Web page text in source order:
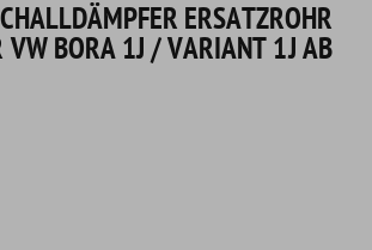
ERSATZROHR
VW BORA 1J / VARIANT 1J AB